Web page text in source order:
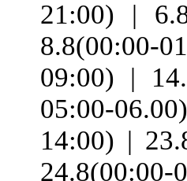
21:00) |
09:00) |
05:00-
14:00) |